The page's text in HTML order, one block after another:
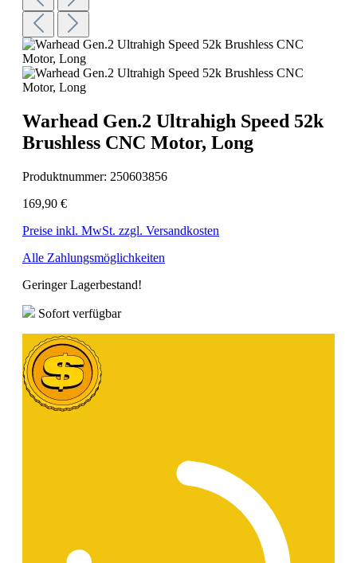
Warhead Gen.2 Ultrahigh Speed 52k
Brushless CNC Motor, Long
Produktnummer: 250603856
169,90 €
Preise inkl. MwSt. zzgl. Versandkosten
Alle Zahlungsmöglichkeiten
Geringer Lagerbestand!
Sofort verfügbar